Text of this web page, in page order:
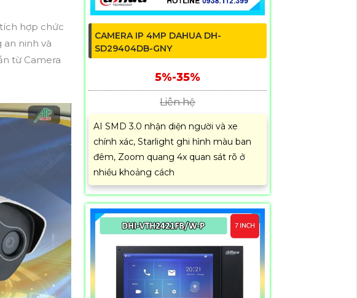
tích hợp chức
an ninh và
từ Camera
CAMERA IP 4MP DAHUA DH-
SD29404DB-GNY
5%-35%
Liên hệ
AI SMD 3.0 nhận diện người và xe
chính xác, Starlight ghi hình màu ban
đêm, Zoom quang 4x quan sát rõ ở
nhiều khoảng cách